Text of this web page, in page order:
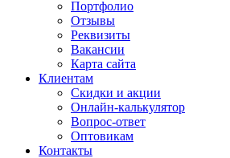
Портфолио
Отзывы
Реквизиты
Вакансии
Карта сайта
Клиентам
Скидки и акции
Онлайн-калькулятор
Вопрос-ответ
Оптовикам
Контакты